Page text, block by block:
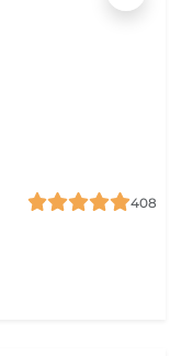
408